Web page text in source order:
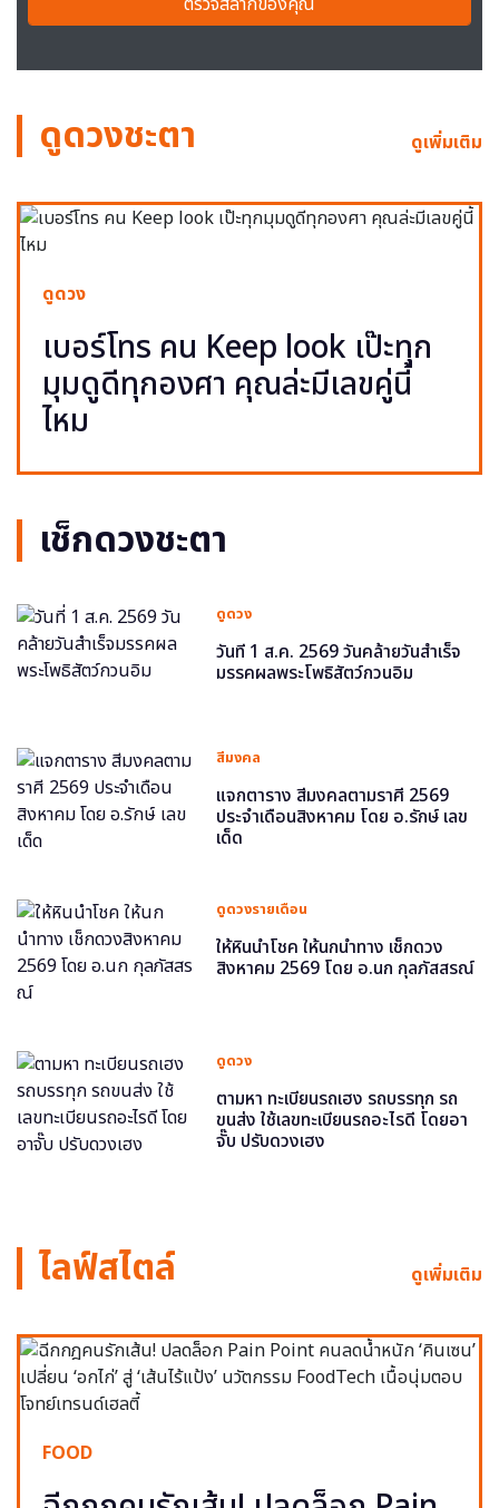
ดูดวงชะตา ดูเพิ่มเติม
ดูดวง
เบอร์โทร คน Keep look เป๊ะทุก
มุมดูดีทุกองศา คุณล่ะมีเลขคู่นี้
ไหม
เช็กดวงชะตา
ดูดวง
วันที่ 1 ส.ค. 2569 วันคล้ายวันสำเร็จ
มรรคผลพระโพธิสัตว์กวนอิม
สีมงคล
แจกตาราง สีมงคลตามราศี 2569
ประจำเดือนสิงหาคม โดย อ.รักษ์ เลข
เด็ด
ดูดวงรายเดือน
ให้หินนำโชค ให้นกนำทาง เช็กดวง
สิงหาคม 2569 โดย อ.นก กุลภัสสรณ์
ดูดวง
ตามหา ทะเบียนรถเฮง รถบรรทุก รถ
ขนส่ง ใช้เลขทะเบียนรถอะไรดี โดยอา
จั๊บ ปรับดวงเฮง
ไลฟ์สไตล์ ดูเพิ่มเติม
FOOD